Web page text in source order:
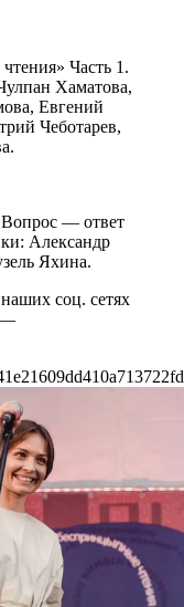
Часть 1.
Хаматова,
Евгений
Чеботарев,
— ответ
Александр
Яхина.
соц. сетях
—